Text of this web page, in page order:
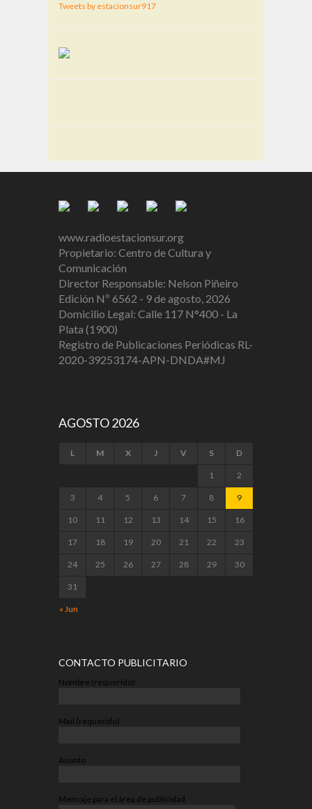
Tweets by estacionsur917
www.radioestacionsur.org
Propietario: Centro de Cultura y
Comunicación
Director Responsable: Nelson Piñeiro
Edición Nº 6562 - 9 de agosto, 2026
Domicilio Legal: Calle 117 N°400 - La
Plata (1900)
Registro de Publicaciones Periódicas RL-
2020-39253174-APN-DNDA#MJ
AGOSTO 2026
L M X J V S D
« Jun
1 2
3 4 5 6 7 8 9
10 11 12 13 14 15 16
17 18 19 20 21 22 23
24 25 26 27 28 29 30
31
CONTACTO PUBLICITARIO
Nombre (requerido)
Mail (requerido)
Asunto
Mensaje para el área de publicidad